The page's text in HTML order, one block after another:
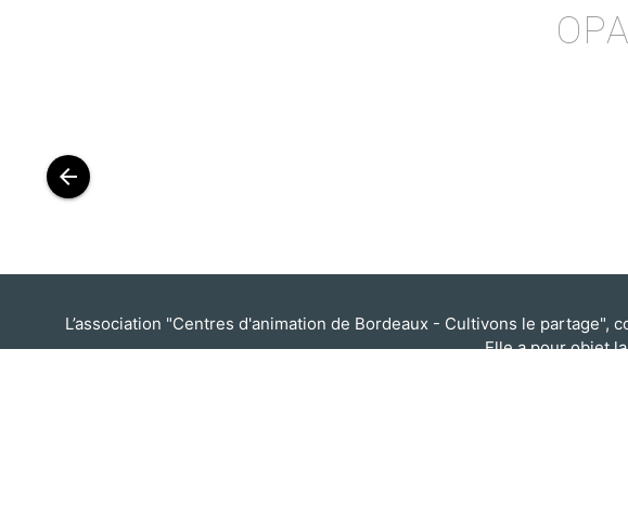
arrow_back
L’association "Centres d'animation de Bordeaux - Cultivons le partage",
Elle a pour objet